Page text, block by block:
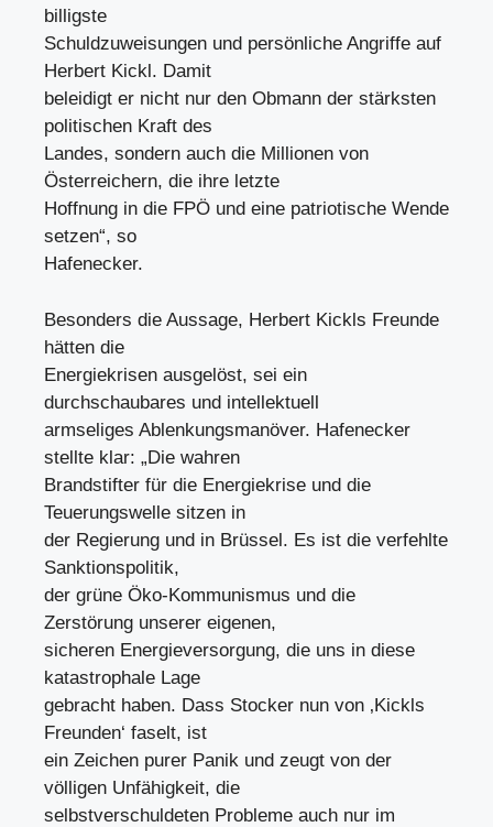
billigste
Schuldzuweisungen und persönliche Angriffe auf
Herbert Kickl. Damit
beleidigt er nicht nur den Obmann der stärksten
politischen Kraft des
Landes, sondern auch die Millionen von
Österreichern, die ihre letzte
Hoffnung in die FPÖ und eine patriotische Wende
setzen“, so
Hafenecker.
Besonders die Aussage, Herbert Kickls Freunde
hätten die
Energiekrisen ausgelöst, sei ein
durchschaubares und intellektuell
armseliges Ablenkungsmanöver. Hafenecker
stellte klar: „Die wahren
Brandstifter für die Energiekrise und die
Teuerungswelle sitzen in
der Regierung und in Brüssel. Es ist die verfehlte
Sanktionspolitik,
der grüne Öko-Kommunismus und die
Zerstörung unserer eigenen,
sicheren Energieversorgung, die uns in diese
katastrophale Lage
gebracht haben. Dass Stocker nun von ‚Kickls
Freunden‘ faselt, ist
ein Zeichen purer Panik und zeugt von der
völligen Unfähigkeit, die
selbstverschuldeten Probleme auch nur im